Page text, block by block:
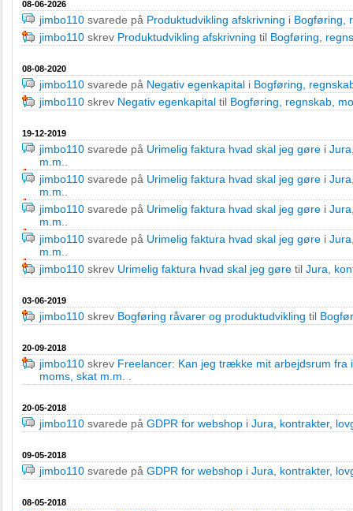
08-06-2026
jimbo110 svarede på Produktudvikling afskrivning i Bogføring,
jimbo110 skrev Produktudvikling afskrivning til Bogføring,
08-08-2020
jimbo110 svarede på Negativ egenkapital i Bogføring,
jimbo110 skrev Negativ egenkapital til Bogføring, regnskab,
19-12-2019
jimbo110 svarede på Urimelig faktura hvad skal jeg gøre i
m.m.
jimbo110 svarede på Urimelig faktura hvad skal jeg gøre i
m.m.
jimbo110 svarede på Urimelig faktura hvad skal jeg gøre i
m.m.
jimbo110 svarede på Urimelig faktura hvad skal jeg gøre i
m.m.
jimbo110 skrev Urimelig faktura hvad skal jeg gøre til Jura,
03-06-2019
jimbo110 skrev Bogføring råvarer og produktudvikling til
20-09-2018
jimbo110 skrev Freelancer: Kan jeg trække mit arbejdsrum fra
moms, skat m.m.
20-05-2018
jimbo110 svarede på GDPR for webshop i Jura, kontrakter,
09-05-2018
jimbo110 svarede på GDPR for webshop i Jura, kontrakter,
08-05-2018